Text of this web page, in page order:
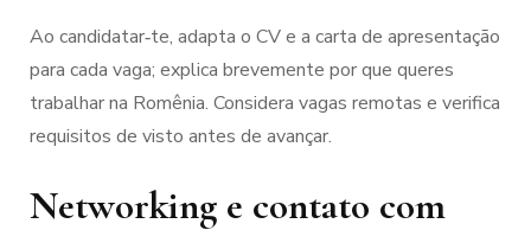
Ao candidatar‑te, adapta o CV e a carta de apresentação
para cada vaga; explica brevemente por que queres
trabalhar na Romênia. Considera vagas remotas e verifica
requisitos de visto antes de avançar.
Networking e contato com